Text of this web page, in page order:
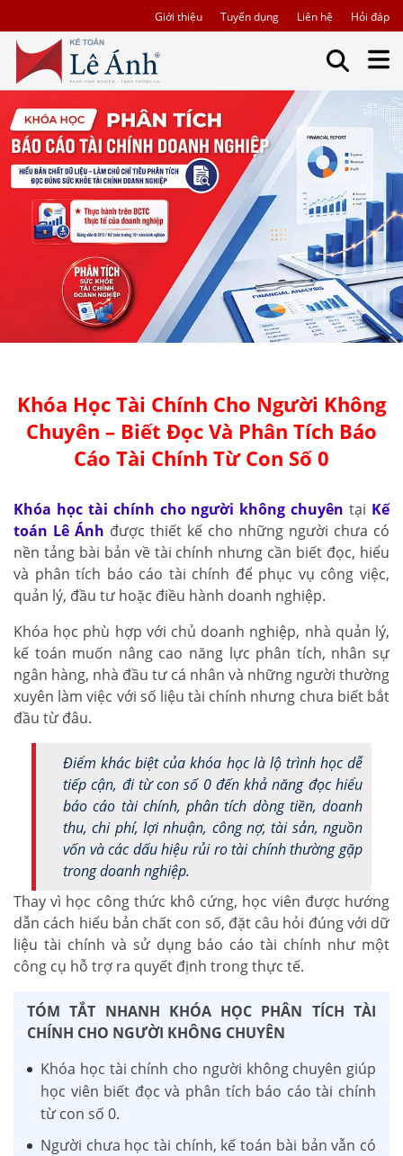
Giới thiệu Tuyển dụng Liên hệ Hỏi đáp
Khóa Học Tài Chính Cho Người Không
Chuyên – Biết Đọc Và Phân Tích Báo
Cáo Tài Chính Từ Con Số 0
Khóa học tài chính cho người không chuyên tại Kế
toán Lê Ánh được thiết kế cho những người chưa có
nền tảng bài bản về tài chính nhưng cần biết đọc, hiểu
và phân tích báo cáo tài chính để phục vụ công việc,
quản lý, đầu tư hoặc điều hành doanh nghiệp.
Khóa học phù hợp với chủ doanh nghiệp, nhà quản lý,
kế toán muốn nâng cao năng lực phân tích, nhân sự
ngân hàng, nhà đầu tư cá nhân và những người thường
xuyên làm việc với số liệu tài chính nhưng chưa biết bắt
đầu từ đâu.
Điểm khác biệt của khóa học là lộ trình học dễ
tiếp cận, đi từ con số 0 đến khả năng đọc hiểu
báo cáo tài chính, phân tích dòng tiền, doanh
thu, chi phí, lợi nhuận, công nợ, tài sản, nguồn
vốn và các dấu hiệu rủi ro tài chính thường gặp
trong doanh nghiệp.
Thay vì học công thức khô cứng, học viên được hướng
dẫn cách hiểu bản chất con số, đặt câu hỏi đúng với dữ
liệu tài chính và sử dụng báo cáo tài chính như một
công cụ hỗ trợ ra quyết định trong thực tế.
TÓM TẮT NHANH KHÓA HỌC PHÂN TÍCH TÀI
CHÍNH CHO NGƯỜI KHÔNG CHUYÊN
Khóa học tài chính cho người không chuyên giúp
học viên biết đọc và phân tích báo cáo tài chính
từ con số 0.
Người chưa học tài chính, kế toán bài bản vẫn có